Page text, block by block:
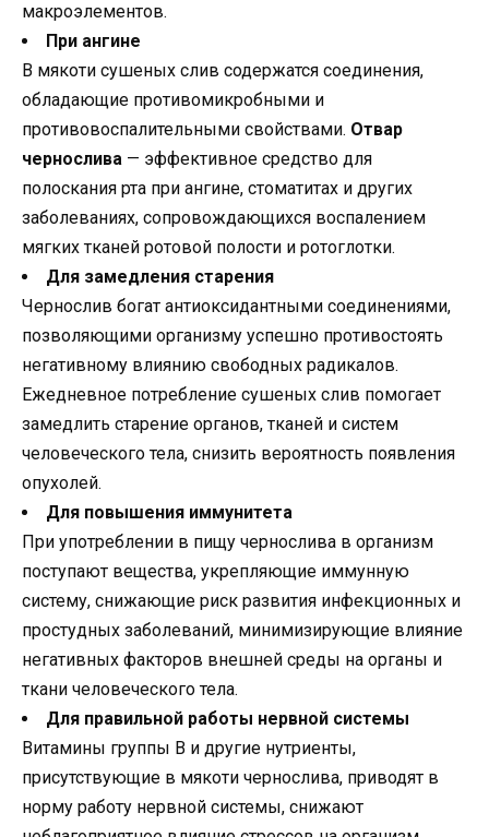
макроэлементов.
При ангине
В мякоти сушеных слив содержатся соединения,
обладающие противомикробными и
противовоспалительными свойствами. Отвар
чернослива — эффективное средство для
полоскания рта при ангине, стоматитах и других
заболеваниях, сопровождающихся воспалением
мягких тканей ротовой полости и ротоглотки.
Для замедления старения
Чернослив богат антиоксидантными соединениями,
позволяющими организму успешно противостоять
негативному влиянию свободных радикалов.
Ежедневное потребление сушеных слив помогает
замедлить старение органов, тканей и систем
человеческого тела, снизить вероятность появления
опухолей.
Для повышения иммунитета
При употреблении в пищу чернослива в организм
поступают вещества, укрепляющие иммунную
систему, снижающие риск развития инфекционных и
простудных заболеваний, минимизирующие влияние
негативных факторов внешней среды на органы и
ткани человеческого тела.
Для правильной работы нервной системы
Витамины группы B и другие нутриенты,
присутствующие в мякоти чернослива, приводят в
норму работу нервной системы, снижают